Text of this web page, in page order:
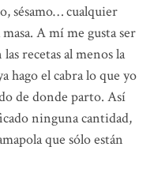
sésamo… cualquier
A mí me gusta ser
recetas al menos la
hago el cabra lo que yo
de donde parto. Así
ninguna cantidad,
que sólo están